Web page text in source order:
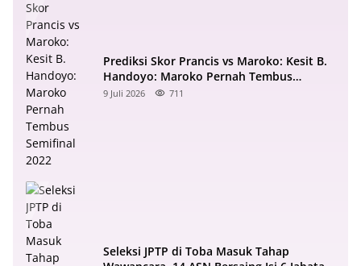
Prediksi Skor Prancis vs Maroko: Kesit B.
Handoyo: Maroko Pernah Tembus
Semifinal 2022
9 Juli 2026 711
Seleksi JPTP di Toba Masuk Tahap